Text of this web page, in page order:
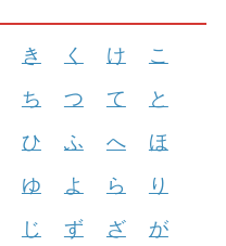
き く け
こ
ち つ て
と
ひ ふ へ
ほ
ゆ よ ら
り
じ ず ざ
が